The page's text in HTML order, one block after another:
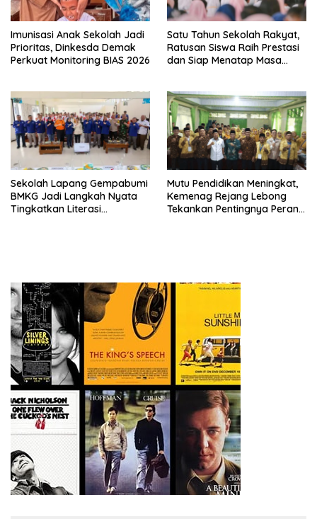
Imunisasi Anak Sekolah Jadi
Prioritas, Dinkesda Demak
Perkuat Monitoring BIAS 2026
Satu Tahun Sekolah Rakyat,
Ratusan Siswa Raih Prestasi
dan Siap Menatap Masa
Sekolah Lapang Gempabumi
BMKG Jadi Langkah Nyata
Tingkatkan Literasi
Mutu Pendidikan Meningkat,
Kemenag Rejang Lebong
Tekankan Pentingnya Peran